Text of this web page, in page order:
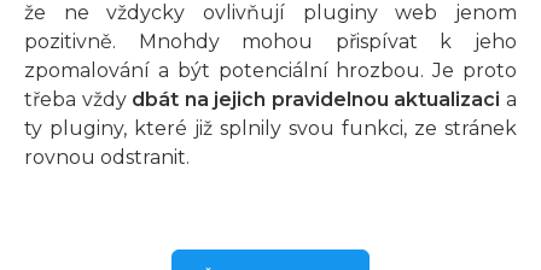
že ne vždycky ovlivňují pluginy web jenom
pozitivně. Mnohdy mohou přispívat k jeho
zpomalování a být potenciální hrozbou. Je proto
třeba vždy dbát na jejich pravidelnou aktualizaci a
ty pluginy, které již splnily svou funkci, ze stránek
rovnou odstranit.